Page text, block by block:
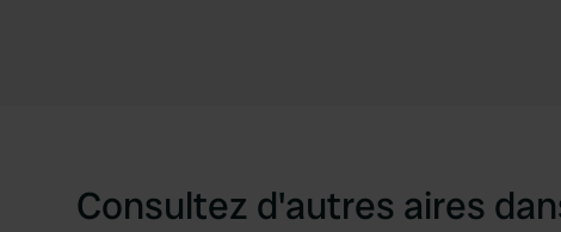
Consultez d'autres aires